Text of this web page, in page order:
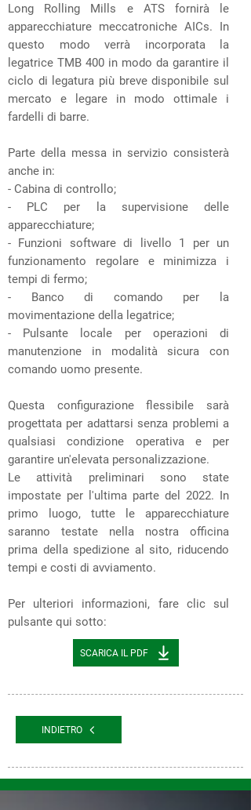
Long Rolling Mills e ATS fornirà le
apparecchiature meccatroniche AICs. In
questo modo verrà incorporata la
legatrice TMB 400 in modo da garantire il
ciclo di legatura più breve disponibile sul
mercato e legare in modo ottimale i
fardelli di barre.
Parte della messa in servizio consisterà
anche in:
- Cabina di controllo;
- PLC per la supervisione delle
apparecchiature;
- Funzioni software di livello 1 per un
funzionamento regolare e minimizza i
tempi di fermo;
- Banco di comando per la
movimentazione della legatrice;
- Pulsante locale per operazioni di
manutenzione in modalità sicura con
comando uomo presente.
Questa configurazione flessibile sarà
progettata per adattarsi senza problemi a
qualsiasi condizione operativa e per
garantire un'elevata personalizzazione.
Le attività preliminari sono state
impostate per l'ultima parte del 2022. In
primo luogo, tutte le apparecchiature
saranno testate nella nostra officina
prima della spedizione al sito, riducendo
tempi e costi di avviamento.
Per ulteriori informazioni, fare clic sul
pulsante qui sotto:
SCARICA IL PDF
INDIETRO